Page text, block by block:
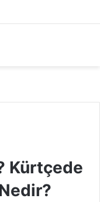
Kürtçede